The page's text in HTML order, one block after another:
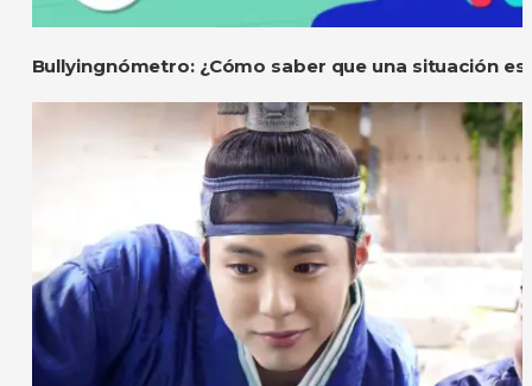
Bullyingnómetro: ¿Cómo saber que una situación es